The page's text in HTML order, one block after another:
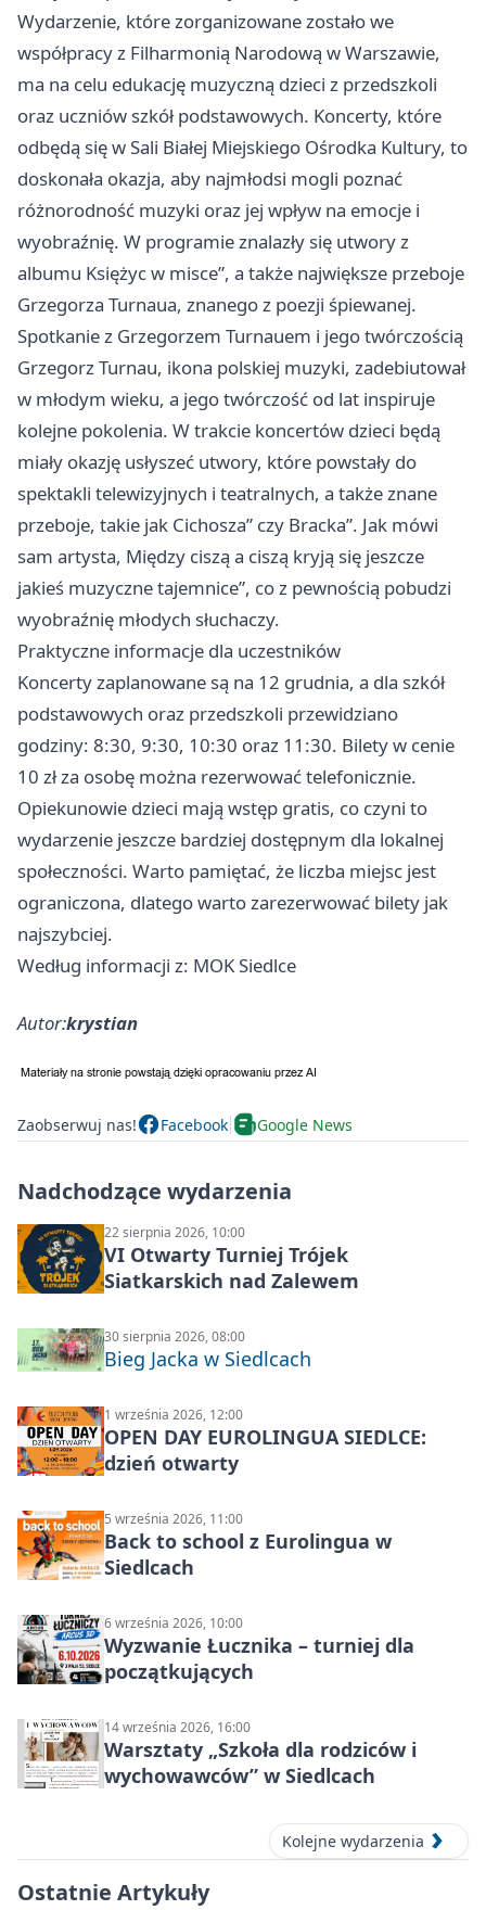
Wydarzenie, które zorganizowane zostało we
współpracy z Filharmonią Narodową w Warszawie,
ma na celu edukację muzyczną dzieci z przedszkoli
oraz uczniów szkół podstawowych. Koncerty, które
odbędą się w Sali Białej Miejskiego Ośrodka Kultury, to
doskonała okazja, aby najmłodsi mogli poznać
różnorodność muzyki oraz jej wpływ na emocje i
wyobraźnię. W programie znalazły się utwory z
albumu Księżyc w misce”, a także największe przeboje
Grzegorza Turnaua, znanego z poezji śpiewanej.
Spotkanie z Grzegorzem Turnauem i jego twórczością
Grzegorz Turnau, ikona polskiej muzyki, zadebiutował
w młodym wieku, a jego twórczość od lat inspiruje
kolejne pokolenia. W trakcie koncertów dzieci będą
miały okazję usłyszeć utwory, które powstały do
spektakli telewizyjnych i teatralnych, a także znane
przeboje, takie jak Cichosza” czy Bracka”. Jak mówi
sam artysta, Między ciszą a ciszą kryją się jeszcze
jakieś muzyczne tajemnice”, co z pewnością pobudzi
wyobraźnię młodych słuchaczy.
Praktyczne informacje dla uczestników
Koncerty zaplanowane są na 12 grudnia, a dla szkół
podstawowych oraz przedszkoli przewidziano
godziny: 8:30, 9:30, 10:30 oraz 11:30. Bilety w cenie
10 zł za osobę można rezerwować telefonicznie.
Opiekunowie dzieci mają wstęp gratis, co czyni to
wydarzenie jeszcze bardziej dostępnym dla lokalnej
społeczności. Warto pamiętać, że liczba miejsc jest
ograniczona, dlatego warto zarezerwować bilety jak
najszybciej.
Według informacji z: MOK Siedlce
Autor:krystian
Zaobserwuj nas! Facebook Google News
Nadchodzące wydarzenia
22 sierpnia 2026, 10:00
VI Otwarty Turniej Trójek
Siatkarskich nad Zalewem
30 sierpnia 2026, 08:00
Bieg Jacka w Siedlcach
1 września 2026, 12:00
OPEN DAY EUROLINGUA SIEDLCE:
dzień otwarty
5 września 2026, 11:00
Back to school z Eurolingua w
Siedlcach
6 września 2026, 10:00
Wyzwanie Łucznika – turniej dla
początkujących
14 września 2026, 16:00
Warsztaty „Szkoła dla rodziców i
wychowawców” w Siedlcach
Kolejne wydarzenia
Ostatnie Artykuły